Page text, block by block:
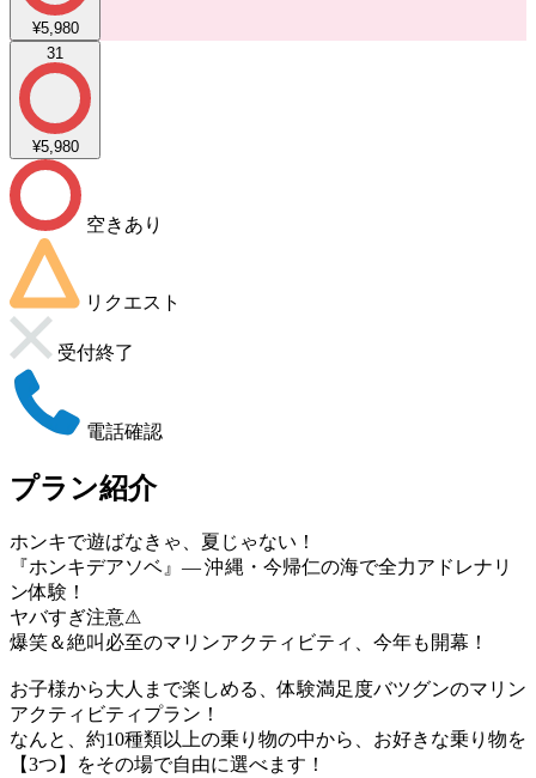
¥5,980
31
¥5,980
空きあり
リクエスト
受付終了
電話確認
プラン紹介
ホンキで遊ばなきゃ、夏じゃない！
『ホンキデアソベ』— 沖縄・今帰仁の海で全力アドレナリ
ン体験！
ヤバすぎ注意⚠
爆笑＆絶叫必至のマリンアクティビティ、今年も開幕！
お子様から大人まで楽しめる、体験満足度バツグンのマリン
アクティビティプラン！
なんと、約10種類以上の乗り物の中から、お好きな乗り物を
【3つ】をその場で自由に選べます！